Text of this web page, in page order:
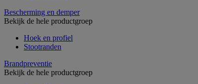
Bescherming en demper
Bekijk de hele productgroep
Hoek en profiel
Stootranden
Brandpreventie
Bekijk de hele productgroep